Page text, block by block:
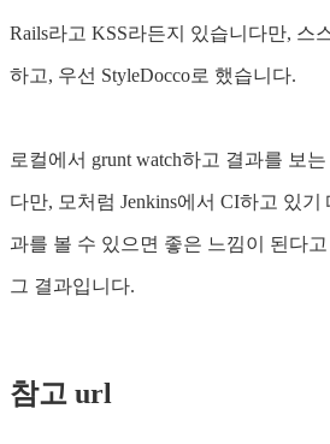
Rails라고 KSS라든지 있습니다만, 스
하고, 우선 StyleDocco로 했습니다.
로컬에서 grunt watch하고 결과를 보
다만, 모처럼 Jenkins에서 CI하고 있기
과를 볼 수 있으면 좋은 느낌이 된다
그 결과입니다.
참고 url